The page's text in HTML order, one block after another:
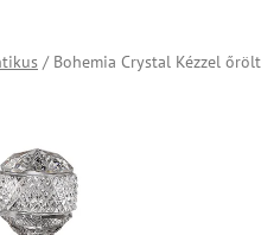
/ Bohemia Crystal Kézzel